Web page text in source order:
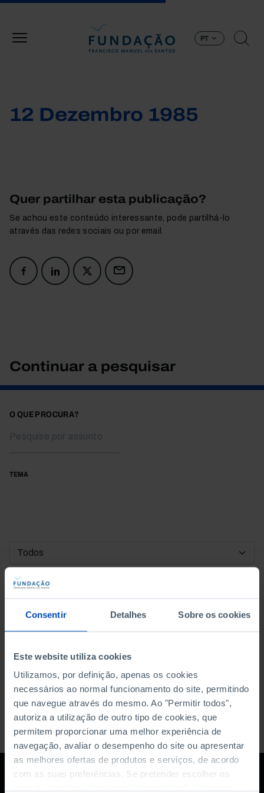
Consentir Detalhes Sobre os cookies
Este website utiliza cookies
Utilizamos, por definição, apenas os cookies
necessários ao normal funcionamento do site, permitindo
que navegue através do mesmo. Ao "Permitir todos",
autoriza a utilização de outro tipo de cookies, que
permitem proporcionar uma melhor experiência de
navegação, avaliar o desempenho do site ou apresentar
as melhores ofertas de produtos e serviços, de acordo
com as suas preferências. Se pretender escolher os
PT
12 Dezembro 1985
Quer partilhar esta publicação?
Se achou este conteúdo interessante, pode partilhá-lo
através das redes sociais ou por email.
Continuar a pesquisar
O QUE PROCURA?
TEMA
DATA DE INÍCIO
DATA DE FIM